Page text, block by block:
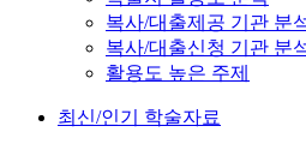
복사/대출제공 기관 분
복사/대출신청 기관 분
활용도 높은 주제
최신/인기 학술자료